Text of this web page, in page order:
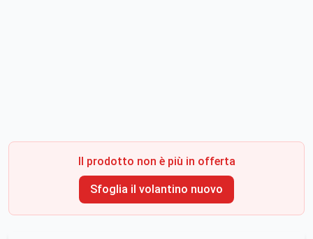
Il prodotto non è più in offerta
Sfoglia il volantino nuovo